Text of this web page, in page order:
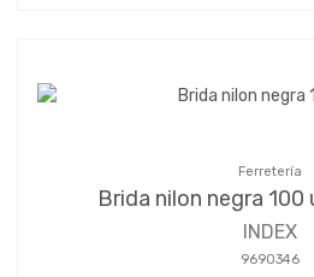
Ferretería
Brida nilon negra 100
INDEX
9690346